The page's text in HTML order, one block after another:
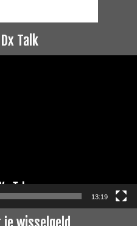
Talk
13:19
je wisselgeld